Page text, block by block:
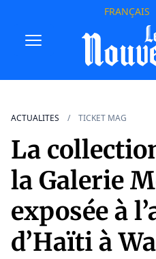
FRANÇAIS
ACTUALITES TICKET MAG
La
la Galerie
exposée à
d’Haïti à